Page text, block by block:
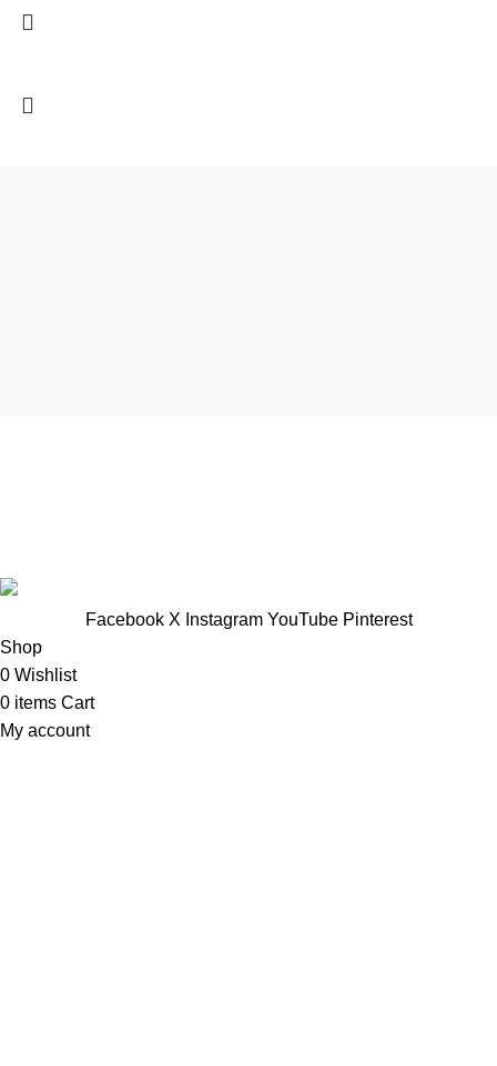
Facebook X Instagram YouTube Pinterest
Shop
0 Wishlist
0 items Cart
My account